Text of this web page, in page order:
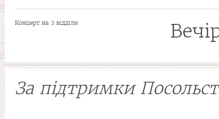
Концерт на 2 відділи
За підтримки